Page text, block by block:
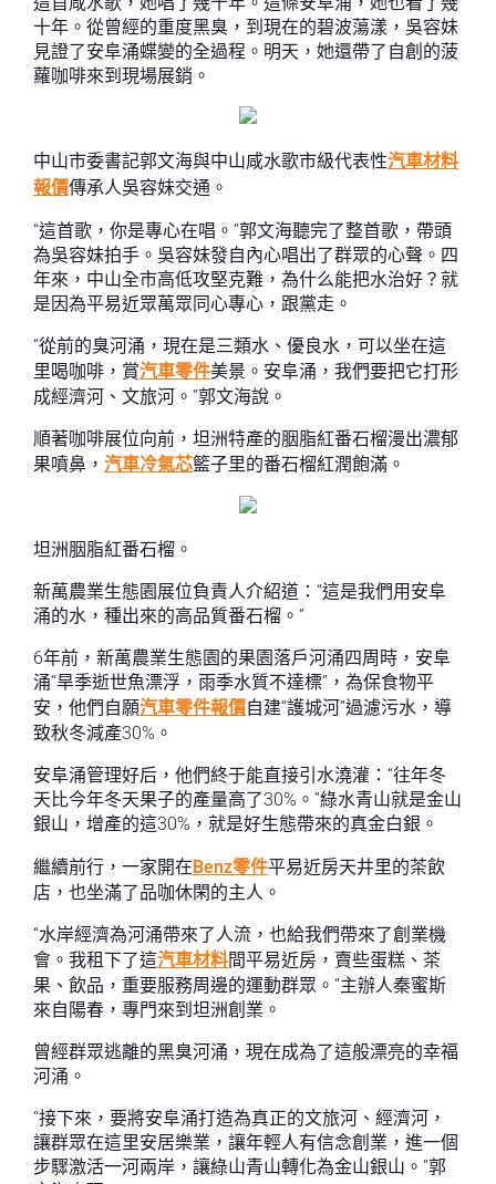
十年。從曾經的重度黑臭，到現在的碧波蕩漾，吳容妹
見證了安阜涌蝶變的全過程。明天，她還帶了自創的菠
蘿咖啡來到現場展銷。
中山市委書記郭文海與中山咸水歌市級代表性汽車材料
報價傳承人吳容妹交通。
“這首歌，你是專心在唱。”郭文海聽完了整首歌，帶頭
為吳容妹拍手。吳容妹發自內心唱出了群眾的心聲。四
年來，中山全市高低攻堅克難，為什么能把水治好？就
是因為平易近眾萬眾同心專心，跟黨走。
“從前的臭河涌，現在是三類水、優良水，可以坐在這
里喝咖啡，賞汽車零件美景。安阜涌，我們要把它打形
成經濟河、文旅河。”郭文海說。
順著咖啡展位向前，坦洲特產的胭脂紅番石榴漫出濃郁
果噴鼻， 汽車冷氣芯籃子里的番石榴紅潤飽滿。
坦洲胭脂紅番石榴。
新萬農業生態園展位負責人介紹道：“這是我們用安阜
涌的水，種出來的高品質番石榴。”
6年前，新萬農業生態園的果園落戶河涌四周時，安阜
涌“旱季逝世魚漂浮，雨季水質不達標”，為保食物平
安，他們自願汽車零件報價自建“護城河”過濾污水，導
致秋冬減產30%。
安阜涌管理好后，他們終于能直接引水澆灌：“往年冬
天比今年冬天果子的產量高了30%。”綠水青山就是金山
銀山，增產的這30%，就是好生態帶來的真金白銀。
繼續前行，一家開在Benz零件平易近房天井里的茶飲
店，也坐滿了品咖休閑的主人。
“水岸經濟為河涌帶來了人流，也給我們帶來了創業機
會。我租下了這汽車材料間平易近房，賣些蛋糕、茶
果、飲品，重要服務周邊的運動群眾。”主辦人秦蜜斯
來自陽春，專門來到坦洲創業。
曾經群眾逃離的黑臭河涌，現在成為了這般漂亮的幸福
河涌。
“接下來，要將安阜涌打造為真正的文旅河、經濟河，
讓群眾在這里安居樂業，讓年輕人有信念創業，進一個
步驟激活一河兩岸，讓綠山青山轉化為金山銀山。”郭